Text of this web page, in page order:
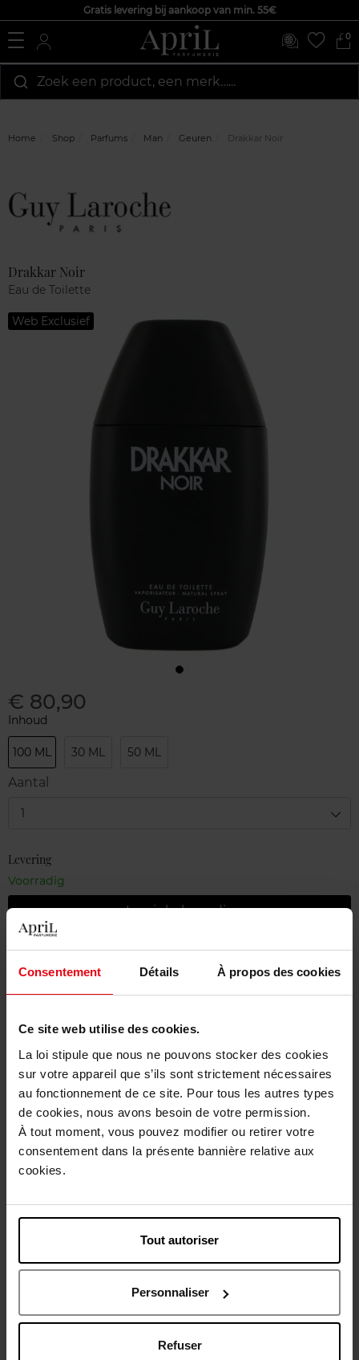
Consentement Détails À propos des cookies
Ce site web utilise des cookies.
La loi stipule que nous ne pouvons stocker des cookies
sur votre appareil que s’ils sont strictement nécessaires
au fonctionnement de ce site. Pour tous les autres types
de cookies, nous avons besoin de votre permission.
À tout moment, vous pouvez modifier ou retirer votre
consentement dans la présente bannière relative aux
cookies.
Tout autoriser
Personnaliser
Refuser
Gratis levering bij aankoop van min. 55€
0
Zoek een product, een merk…...
Home Shop Parfums Man Geuren Drakkar Noir
Drakkar Noir
Eau de Toilette
Web Exclusief
€ 80,90
Inhoud
100 ML 30 ML 50 ML
Aantal
1
Levering
Voorradig
In winkelmandje
Beschrijving
Karakteristieken
Review Beleid inzake klantbeoordelingen
Nog iets vergeten ?